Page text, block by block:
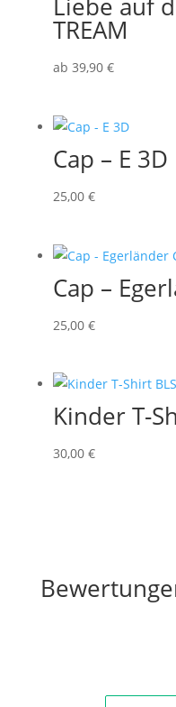
Liebe auf
TREAM
ab 39,90 €
Cap – E 3D
25,00 €
Cap –
25,00 €
Kinder T-
30,00 €